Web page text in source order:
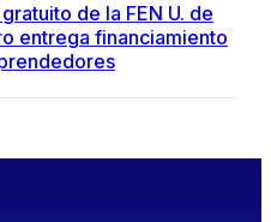
de la FEN U. de
entrega financiamiento